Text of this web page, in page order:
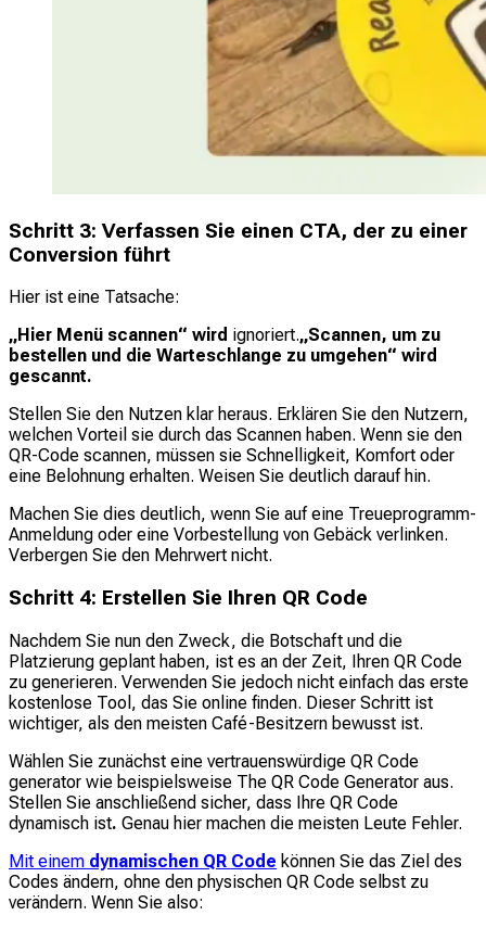
Schritt 3: Verfassen Sie einen CTA, der zu einer
Conversion führt
Hier ist eine Tatsache:
„Hier Menü scannen“ wird ignoriert.„Scannen, um zu
bestellen und die Warteschlange zu umgehen“ wird
gescannt.
Stellen Sie den Nutzen klar heraus. Erklären Sie den Nutzern,
welchen Vorteil sie durch das Scannen haben. Wenn sie den
QR-Code scannen, müssen sie Schnelligkeit, Komfort oder
eine Belohnung erhalten. Weisen Sie deutlich darauf hin.
Machen Sie dies deutlich, wenn Sie auf eine Treueprogramm-
Anmeldung oder eine Vorbestellung von Gebäck verlinken.
Verbergen Sie den Mehrwert nicht.
Schritt 4: Erstellen Sie Ihren QR Code
Nachdem Sie nun den Zweck, die Botschaft und die
Platzierung geplant haben, ist es an der Zeit, Ihren QR Code
zu generieren. Verwenden Sie jedoch nicht einfach das erste
kostenlose Tool, das Sie online finden. Dieser Schritt ist
wichtiger, als den meisten Café-Besitzern bewusst ist.
Wählen Sie zunächst eine vertrauenswürdige QR Code
generator wie beispielsweise The QR Code Generator aus.
Stellen Sie anschließend sicher, dass Ihre QR Code
dynamisch ist. Genau hier machen die meisten Leute Fehler.
Mit einem dynamischen QR Code können Sie das Ziel des
Codes ändern, ohne den physischen QR Code selbst zu
verändern. Wenn Sie also: